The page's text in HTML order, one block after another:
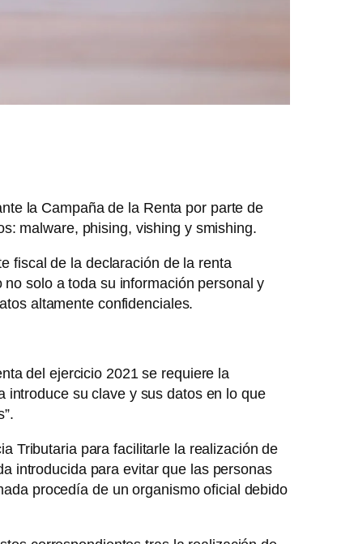
la Campaña de la Renta por parte de
malware, phising, vishing y smishing.
fiscal de la declaración de la renta
solo a toda su información personal y
altamente confidenciales.
del ejercicio 2021 se requiere la
introduce su clave y sus datos en lo que
Tributaria para facilitarle la realización de
introducida para evitar que las personas
procedía de un organismo oficial debido